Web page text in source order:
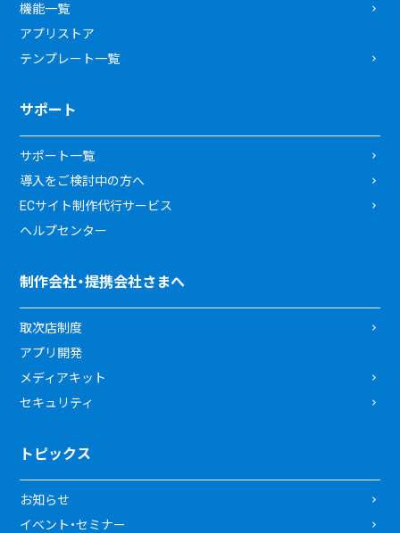
機能一覧
アプリストア
テンプレート一覧
サポート
サポート一覧
導入をご検討中の方へ
ECサイト制作代行サービス
ヘルプセンター
制作会社・提携会社さまへ
取次店制度
アプリ開発
メディアキット
セキュリティ
トピックス
お知らせ
イベント・セミナー